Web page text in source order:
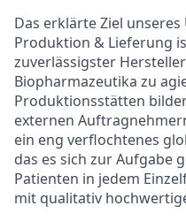
Das erklärte Ziel
Produktion & Lieferung
zuverlässigster
Biopharmazeutika zu
Produktionsstätten
externen
ein eng verflochtenes
das es sich zur Aufgabe
Patienten in jedem
mit qualitativ